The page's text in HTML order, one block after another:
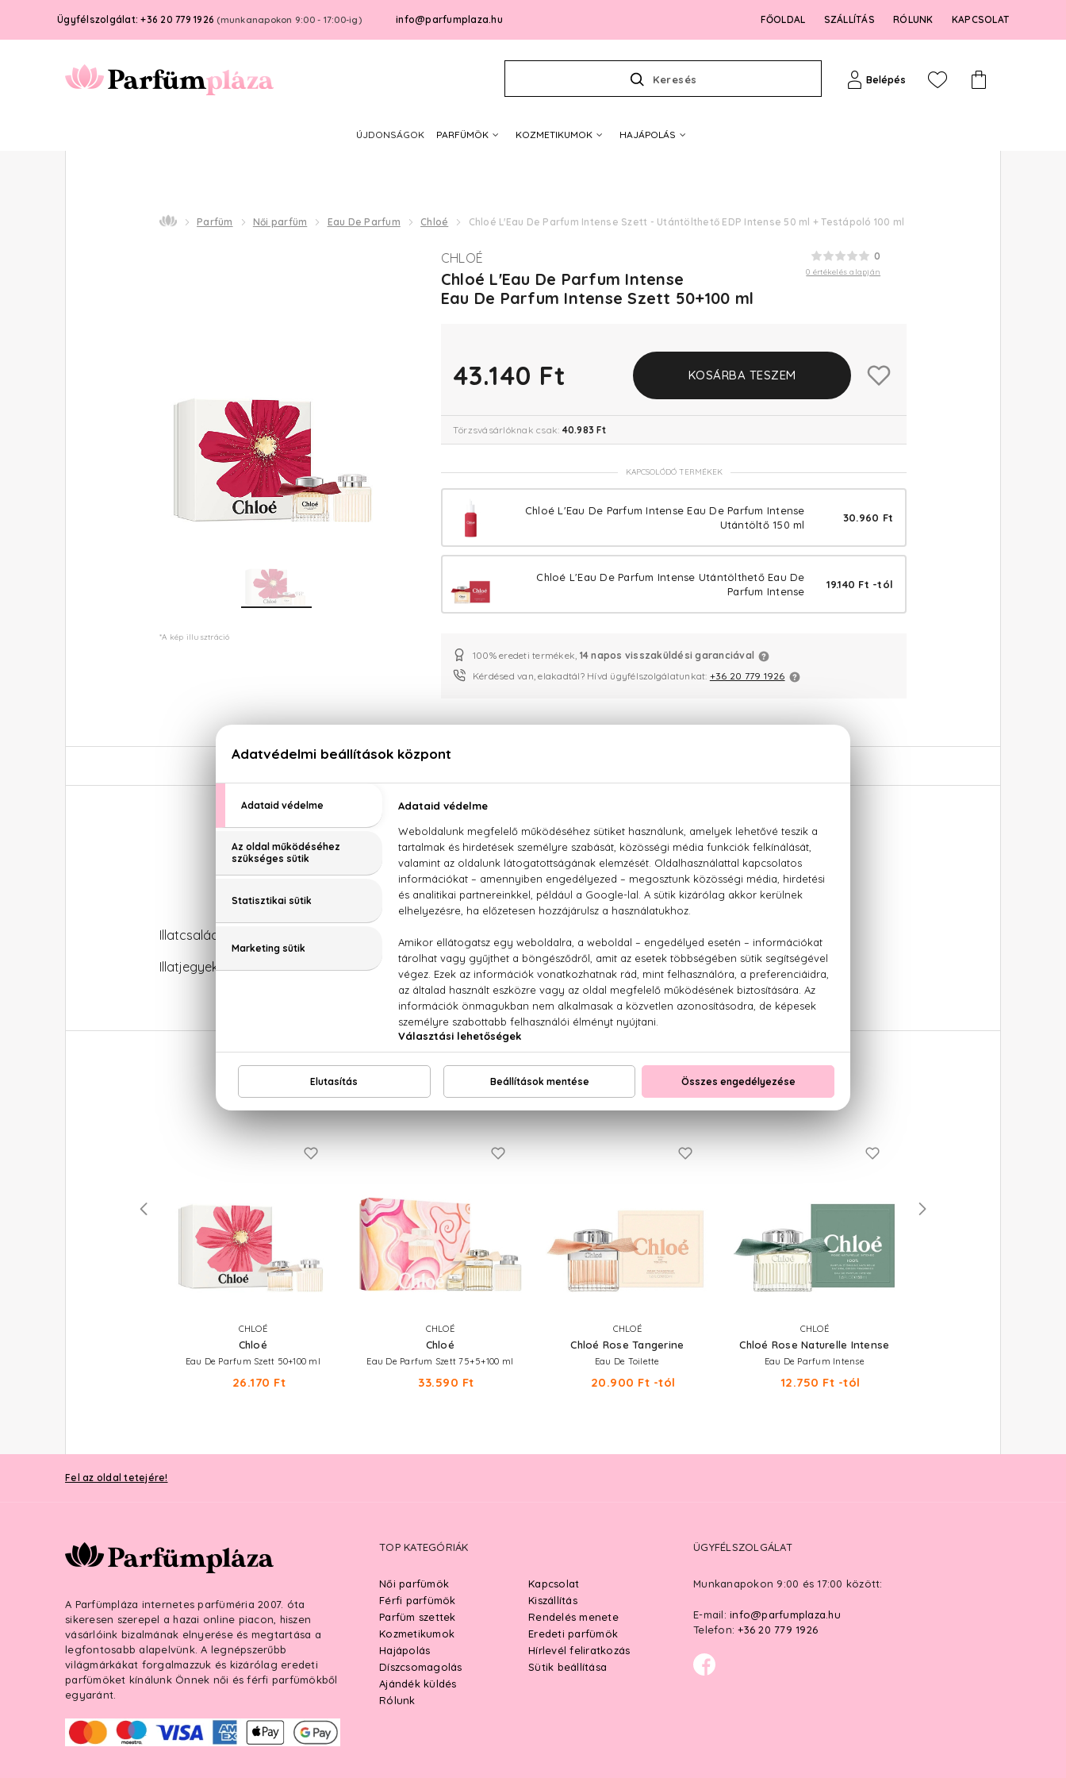
Ügyfélszolgálat: +36 20 779 1926 (munkanapokon 9:00 - 17:00-ig) info@parfumplaza.hu FŐOLDAL SZÁLLÍTÁS RÓLUNK KAPCSOLAT
Keresés Belépés
ÚJDONSÁGOK PARFÜMÖK KOZMETIKUMOK HAJÁPOLÁS
Parfüm Női parfüm Eau De Parfum Chloé Chloé L'Eau De Parfum Intense Szett - Utántölthető EDP Intense 50 ml + Testápoló 100 ml
*A kép illusztráció
0
0 értékelés alapján
CHLOÉ
Chloé L'Eau De Parfum Intense
Eau De Parfum Intense Szett 50+100 ml
43.140 Ft KOSÁRBA TESZEM
Törzsvásárlóknak csak: 40.983 Ft
KAPCSOLÓDÓ TERMÉKEK
Chloé L'Eau De Parfum Intense Eau De Parfum Intense
Utántöltő 150 ml
30.960 Ft
Chloé L'Eau De Parfum Intense Utántölthető Eau De
Parfum Intense
19.140 Ft -tól
100% eredeti termékek, 14 napos visszaküldési garanciával
Kérdésed van, elakadtál? Hívd ügyfélszolgálatunkat: +36 20 779 1926
Chloé L'Eau De Parfum Intense Szett - Utántölthető EDP Intense 50 ml + Testápoló 100 ml
Illatcsalád: Virágos-fás
Illatjegyek: málna, rózsa, ambroxan, cashmeran, cédrus
NEKED AJÁNLJUK
CHLOÉ
Chloé
Eau De Parfum Szett 50+100 ml
26.170 Ft
CHLOÉ
Chloé
Eau De Parfum Szett 75+5+100 ml
33.590 Ft
CHLOÉ
Chloé Rose Tangerine
Eau De Toilette
20.900 Ft -tól
CHLOÉ
Chloé Rose Naturelle Intense
Eau De Parfum Intense
12.750 Ft -tól
Fel az oldal tetejére!
A Parfümpláza internetes parfüméria 2007. óta
sikeresen szerepel a hazai online piacon, hiszen
vásárlóink bizalmának elnyerése és megtartása a
legfontosabb alapelvünk. A legnépszerűbb
világmárkákat forgalmazzuk és kizárólag eredeti
parfümöket kínálunk Önnek női és férfi parfümökből
egyaránt.
TOP KATEGÓRIÁK
Női parfümök
Férfi parfümök
Parfüm szettek
Kozmetikumok
Hajápolás
Díszcsomagolás
Ajándék küldés
Rólunk
Kapcsolat
Kiszállítás
Rendelés menete
Eredeti parfümök
Hírlevél feliratkozás
Sütik beállítása
ÜGYFÉLSZOLGÁLAT
Munkanapokon 9:00 és 17:00 között:
E-mail: info@parfumplaza.hu
Telefon: +36 20 779 1926